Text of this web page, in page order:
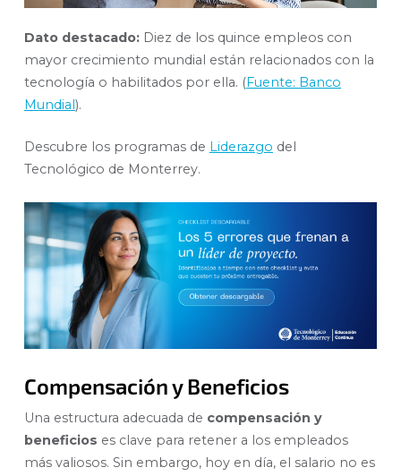
Dato destacado: Diez de los quince empleos con
mayor crecimiento mundial están relacionados con la
tecnología o habilitados por ella. (Fuente: Banco
Mundial ).
Descubre los programas de Liderazgo del
Tecnológico de Monterrey.
Compensación y Beneficios
Una estructura adecuada de compensación y
beneficios es clave para retener a los empleados
más valiosos. Sin embargo, hoy en día, el salario no es